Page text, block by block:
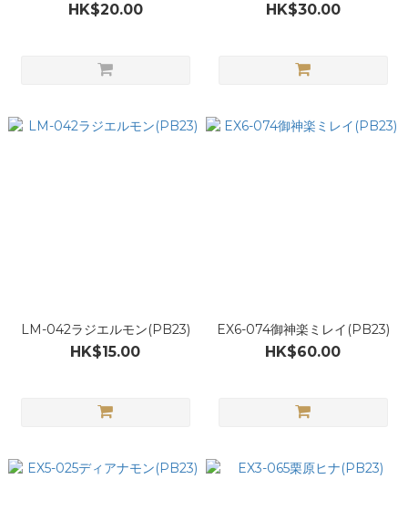
HK$20.00 HK$30.00
LM-042ラジエルモン(PB23)
HK$15.00
EX6-074御神楽ミレイ(PB23)
HK$60.00